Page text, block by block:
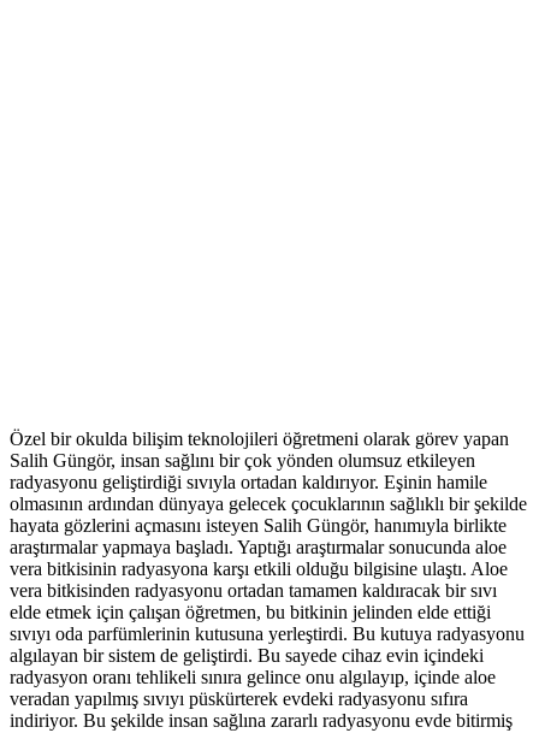
Özel bir okulda bilişim teknolojileri öğretmeni olarak görev yapan
Salih Güngör, insan sağlını bir çok yönden olumsuz etkileyen
radyasyonu geliştirdiği sıvıyla ortadan kaldırıyor. Eşinin hamile
olmasının ardından dünyaya gelecek çocuklarının sağlıklı bir şekilde
hayata gözlerini açmasını isteyen Salih Güngör, hanımıyla birlikte
araştırmalar yapmaya başladı. Yaptığı araştırmalar sonucunda aloe
vera bitkisinin radyasyona karşı etkili olduğu bilgisine ulaştı. Aloe
vera bitkisinden radyasyonu ortadan tamamen kaldıracak bir sıvı
elde etmek için çalışan öğretmen, bu bitkinin jelinden elde ettiği
sıvıyı oda parfümlerinin kutusuna yerleştirdi. Bu kutuya radyasyonu
algılayan bir sistem de geliştirdi. Bu sayede cihaz evin içindeki
radyasyon oranı tehlikeli sınıra gelince onu algılayıp, içinde aloe
veradan yapılmış sıvıyı püskürterek evdeki radyasyonu sıfıra
indiriyor. Bu şekilde insan sağlına zararlı radyasyonu evde bitirmiş